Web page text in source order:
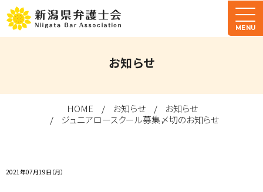
MENU
お知らせ
HOME お知らせ
お知らせ
ジュニアロースクール募集〆切のお知らせ
2021年07月19日（月）